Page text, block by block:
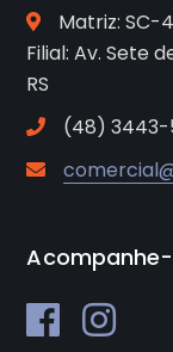
Matriz: SC-
Filial: Av. Sete
RS
(48) 3443-